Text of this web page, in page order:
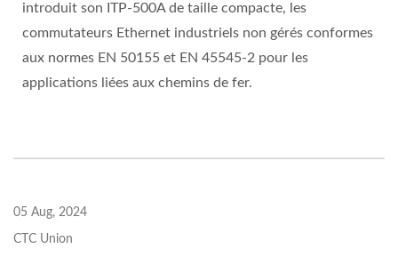
introduit son ITP-500A de taille compacte, les
commutateurs Ethernet industriels non gérés conformes
aux normes EN 50155 et EN 45545-2 pour les
applications liées aux chemins de fer.
05 Aug, 2024
CTC Union